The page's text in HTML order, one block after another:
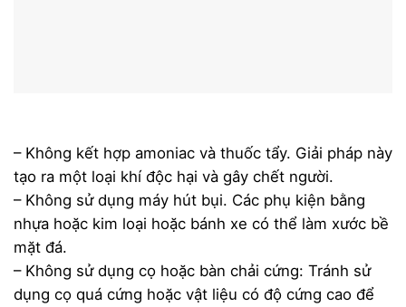
– Không kết hợp amoniac và thuốc tẩy. Giải pháp này
tạo ra một loại khí độc hại và gây chết người.
– Không sử dụng máy hút bụi. Các phụ kiện bằng
nhựa hoặc kim loại hoặc bánh xe có thể làm xước bề
mặt đá.
– Không sử dụng cọ hoặc bàn chải cứng: Tránh sử
dụng cọ quá cứng hoặc vật liệu có độ cứng cao để